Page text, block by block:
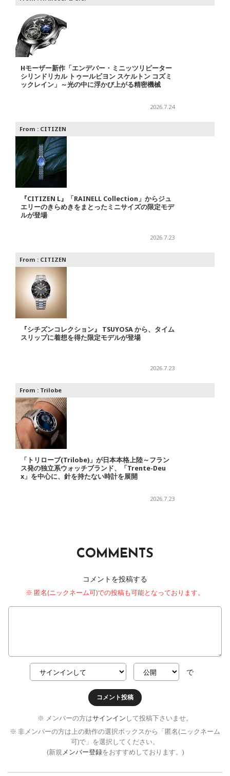
Hモーザー新作「エンデバー・ミニッツリピーター
シリンドリカル トゥールビヨン スケルトン コズミ
ックレイン」～光の中に浮かび上がる精密機械
2026.7.24
From : CITIZEN
『CITIZEN L』「RAINELL Collection」からジュ
エリーのきらめきをまとったミニサイズの限定モデ
ルが登場
2026.7.23
From : CITIZEN
『シチズンコレクション』 TSUYOSA から、タイム
スリップに着想を得た限定モデルが登場
2026.7.23
From : Trilobe
「トリローブ(Trilobe)」が日本本格上陸～フラン
ス発の独立系ウォッチブランド、「Trente-Deu
x」を中心に、針を持たない時計を展開
2026.7.23
COMMENTS
コメントを投稿する
※ 匿名(ニックネーム可)での投稿も可能となっております。
で
コメント投稿
※ メンバーの方はサインイン して投稿下さいませ。
※ 非メンバーの方は上の動作の選択ボックスから「匿名(ニックネーム
可)で」を選択してください。
(新規メンバー登録をおすすめしております。)